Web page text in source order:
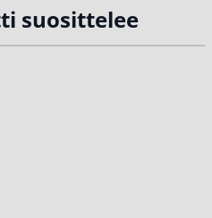
suosittelee